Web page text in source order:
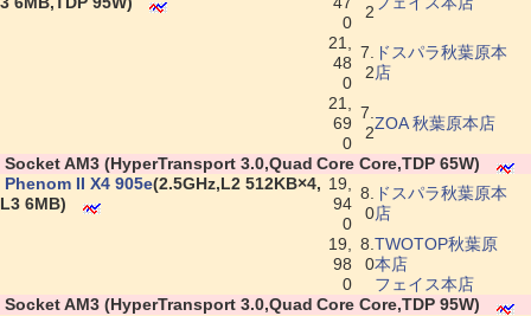
0
2
21,
48
0
7.
2
ドスパラ秋葉原本
店
21,
69
0
7.
2ZOA 秋葉原本店
Socket AM3 (HyperTransport 3.0,Quad Core Core,TDP 65W)
Phenom II X4 905e(2.5GHz,L2 512KB×4,
L3 6MB)
19,
94
0
8.
0
ドスパラ秋葉原本
店
19,
98
0
8.
0
TWOTOP秋葉原
本店
フェイス本店
Socket AM3 (HyperTransport 3.0,Quad Core Core,TDP 95W)